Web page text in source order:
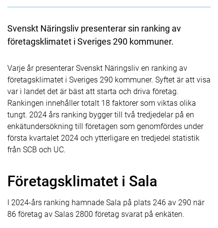
Svenskt Näringsliv presenterar sin ranking av
företagsklimatet i Sveriges 290 kommuner.
Varje år presenterar Svenskt Näringsliv en ranking av
företagsklimatet i Sveriges 290 kommuner. Syftet är att visa
var i landet det är bäst att starta och driva företag.
Rankingen innehåller totalt 18 faktorer som viktas olika
tungt. 2024 års ranking bygger till två tredjedelar på en
enkätundersökning till företagen som genomfördes under
första kvartalet 2024 och ytterligare en tredjedel statistik
från SCB och UC.
Företagsklimatet i Sala
I 2024-års ranking hamnade Sala på plats 246 av 290 när
86 företag av Salas 2800 företag svarat på enkäten.